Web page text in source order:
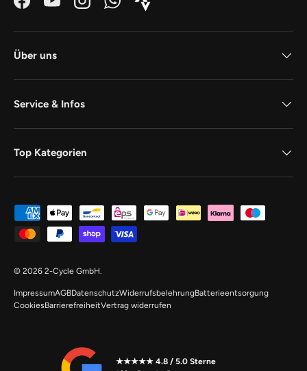
FacebookYouTubeInstagramWhatsAppStrava_Icon_Logo_white1
Über uns
Service & Infos
Top Kategorien
Zahlungsmethoden
© 2026 2-Cycle GmbH
ImpressumAGBDatenschutzWiderrufsbelehrungBatterieentsorgung
CookiesBarrierefreiheitVertrag widerrufen
★★★★★ 4.8 / 5.0 Sterne